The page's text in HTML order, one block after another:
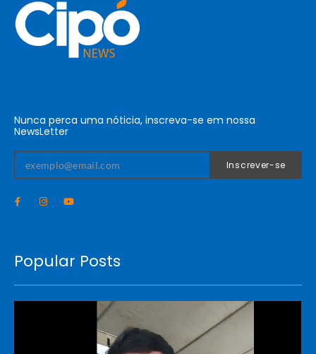
Nunca perca uma nóticia, inscreva-se em nossa
NewsLetter
Inscrever-se
Popular Posts